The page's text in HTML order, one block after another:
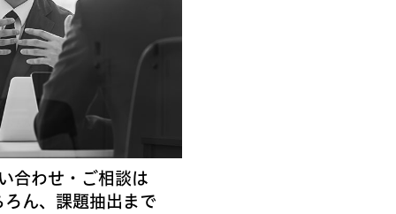
合わせ・ご相談は
ろん、課題抽出まで